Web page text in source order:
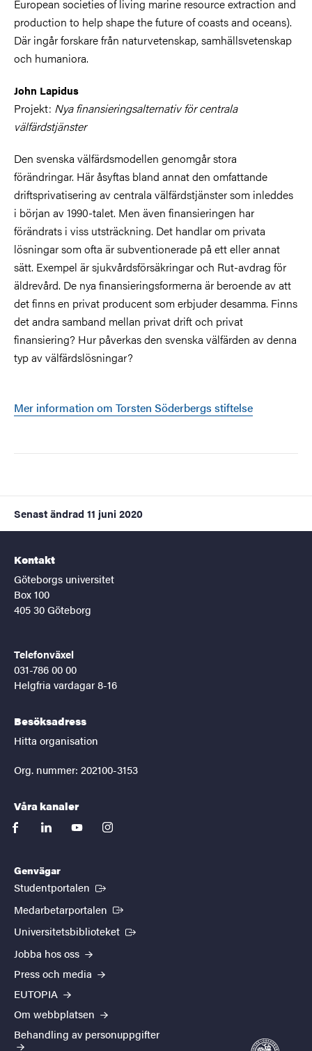
European societies of living marine resource extraction and
production to help shape the future of coasts and oceans).
Där ingår forskare från naturvetenskap, samhällsvetenskap
och humaniora.
John Lapidus
Projekt: Nya finansieringsalternativ för centrala
välfärdstjänster
Den svenska välfärdsmodellen genomgår stora
förändringar. Här åsyftas bland annat den omfattande
driftsprivatisering av centrala välfärdstjänster som inleddes
i början av 1990-talet. Men även finansieringen har
förändrats i viss utsträckning. Det handlar om privata
lösningar som ofta är subventionerade på ett eller annat
sätt. Exempel är sjukvårdsförsäkringar och Rut-avdrag för
äldrevård. De nya finansieringsformerna är beroende av att
det finns en privat producent som erbjuder desamma. Finns
det andra samband mellan privat drift och privat
finansiering? Hur påverkas den svenska välfärden av denna
typ av välfärdslösningar?
Mer information om Torsten Söderbergs stiftelse
Senast ändrad 11 juni 2020
Kontakt
Göteborgs universitet
Box 100
405 30 Göteborg
Telefonväxel
031-786 00 00
Helgfria vardagar 8-16
Besöksadress
Hitta organisation
Org. nummer: 202100-3153
Våra kanaler
facebooklinkedinyoutubeinstagram
Genvägar
Studentportalen (Extern länk)
Medarbetarportalen (Extern länk)
Universitetsbiblioteket (Extern länk)
Jobba hos oss
Press och media
EUTOPIA
Om webbplatsen
Behandling av personuppgifter